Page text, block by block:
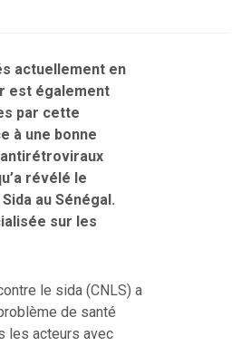
actuellement en
est également
par cette
à une bonne
révélé le
au Sénégal.
sur les
le sida (CNLS) a
de santé
les acteurs avec